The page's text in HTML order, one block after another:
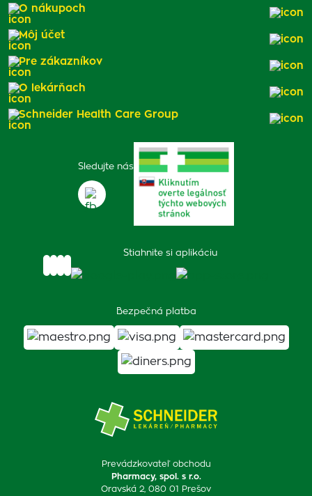
Prevádzkovateľ obchodu
Pharmacy, spol. s r.o.
Oravská 2, 080 01 Prešov
Sledujte nás
Stiahnite si aplikáciu
Bezpečná platba
O nákupoch
Môj účet
Pre zákazníkov
O lekárňach
Schneider Health Care Group